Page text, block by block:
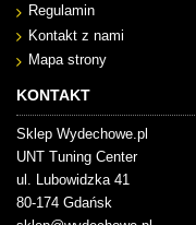
Regulamin
Kontakt z nami
Mapa strony
KONTAKT
Sklep Wydechowe.pl
UNT Tuning Center
ul. Lubowidzka 41
80-174 Gdańsk